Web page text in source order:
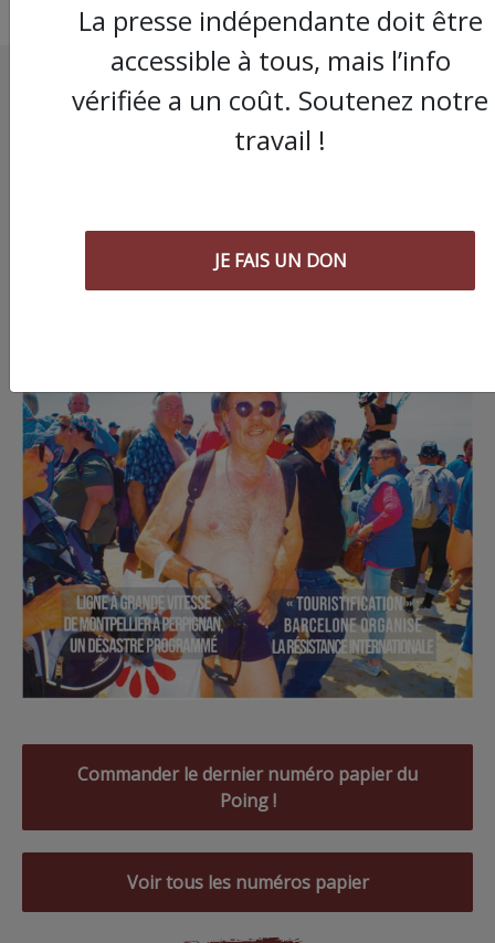
Commander le dernier numéro papier du
Poing !
Voir tous les numéros papier
La presse indépendante doit être
accessible à tous, mais l’info
vérifiée a un coût. Soutenez notre
travail !
JE FAIS UN DON